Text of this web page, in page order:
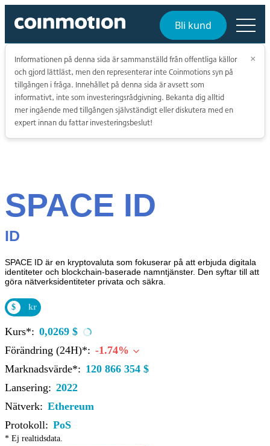
Bli kund
Informationen på denna sida är sammanställd från offentliga källor
och gjord lättläst, men den representerar inte Coinmotions syn på
tillgången i fråga. Innehållet på denna sida är avsett som
informativt, inte som investeringsrådgivning. Bekanta dig alltid
mer ingående med tillgången självständigt eller diskutera med en
expert innan du fattar investeringsbeslut!
×
SPACE ID
ID
SPACE ID är en kryptovaluta som fokuserar på att erbjuda digitala
identiteter och blockchain-baserade namntjänster. Den syftar till att
göra nätverksidentiteter privata och säkra.
$ kr
Kurs*: 0,0269 $
Förändring (24H)*: -1.74%
Marknadsvärde*: 120 866 354 $
Lansering: 2022
Nätverk: Ethereum
Protokoll: PoS
* Ej realtidsdata.